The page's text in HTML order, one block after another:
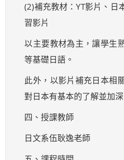
(2)補充教材：YT影片、日
習影片
以主要教材為主，讓學生
等基礎日語。
此外，以影片補充日本相
對日本有基本的了解並加深
四、授課教師
日文系伍耿逸老師